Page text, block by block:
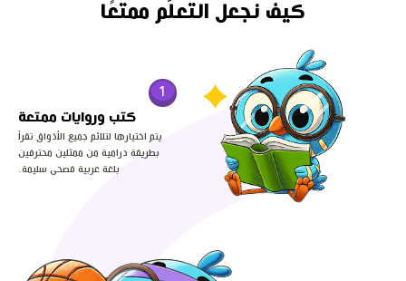
كيف نجعل التعلّم ممتعًا
1
كتب وروايات ممتعة
يتم اختيارها لتلائم جميع الأذواق تقرأ
بطريقة درامية من ممثلين محترفين
بلغة عربية فصحى سليمة.